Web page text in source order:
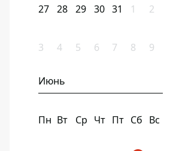
27 28 29 30 31 1 2
3 4 5 6 7 8 9
Июнь
Пн Вт Ср Чт Пт Сб Вс